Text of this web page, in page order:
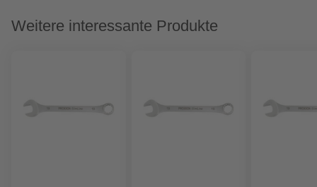
Weitere interessante Produkte